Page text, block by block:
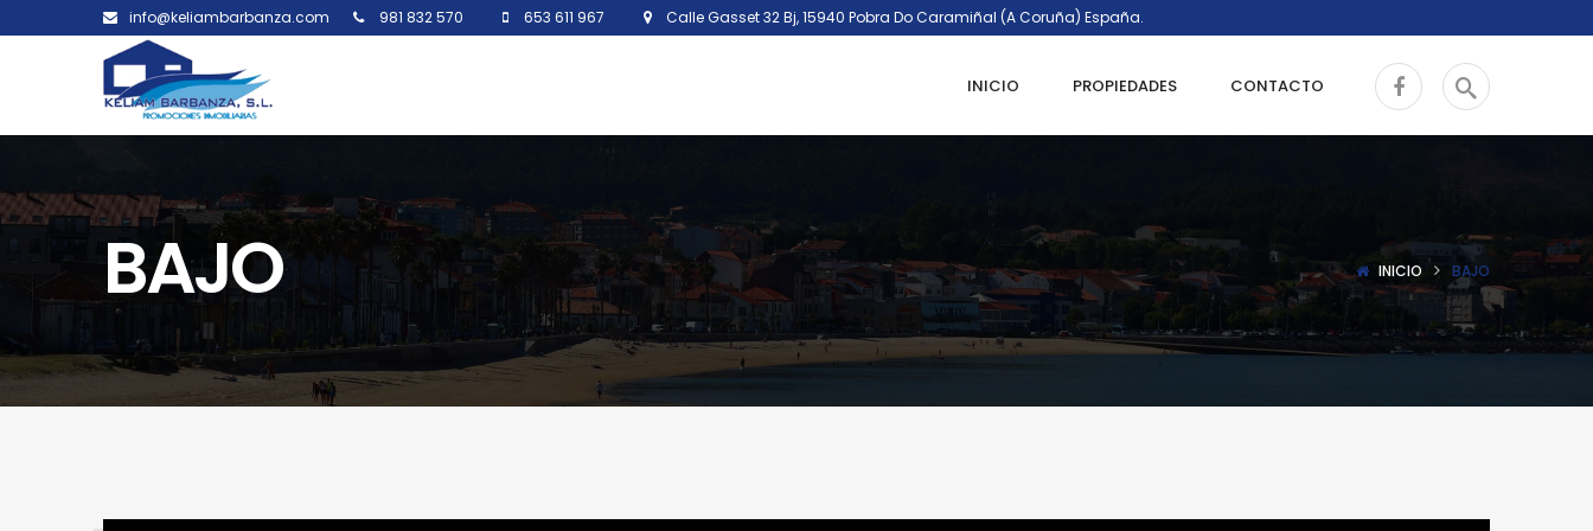
info@keliambarbanza.com 981 832 570 653 611 967 Calle Gasset 32 Bj, 15940 Pobra Do Caramiñal (A Coruña) España.
INICIO PROPIEDADES CONTACTO
BAJO INICIO BAJO